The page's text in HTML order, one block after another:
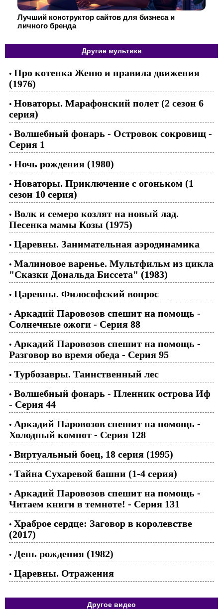
Лучший конструктор сайтов для бизнеса и
личного бренда
Другие мультики
• Про котенка Женю и правила движения
(1976)
• Новаторы. Марафонский полет (2 сезон 6
серия)
• Волшебный фонарь - Островок сокровищ -
Серия 1
• Ночь рождения (1980)
• Новаторы. Приключение с огоньком (1
сезон 10 серия)
• Волк и семеро козлят на новый лад.
Песенка мамы Козы (1975)
• Царевны. Занимательная аэродинамика
• Малиновое варенье. Мультфильм из цикла
"Сказки Дональда Биссета" (1983)
• Царевны. Философский вопрос
• Аркадий Паровозов спешит на помощь -
Солнечные ожоги - Серия 88
• Аркадий Паровозов спешит на помощь -
Разговор во время обеда - Серия 95
• Турбозавры. Таинственный лес
• Волшебный фонарь - Пленник острова Иф
- Серия 44
• Аркадий Паровозов спешит на помощь -
Холодный компот - Серия 128
• Виртуальный боец, 18 серия (1995)
• Тайна Сухаревой башни (1-4 серия)
• Аркадий Паровозов спешит на помощь -
Читаем книги в темноте! - Серия 131
• Храброе сердце: Заговор в королевстве
(2017)
• День рождения (1982)
• Царевны. Отражения
Другое видео